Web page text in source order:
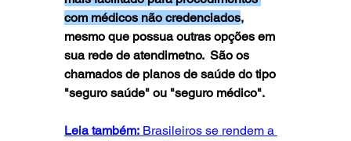
com médicos não credenciados,
mesmo que possua outras opções em
sua rede de atendimetno.  São os
chamados de planos de saúde do tipo
"seguro saúde" ou "seguro médico".
Leia também: Brasileiros se rendem a